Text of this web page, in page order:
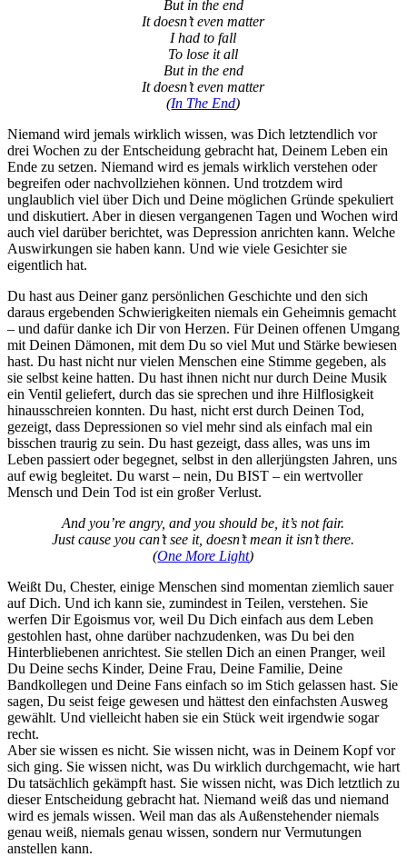
But in the end
It doesn’t even matter
I had to fall
To lose it all
But in the end
It doesn’t even matter
(In The End)
Niemand wird jemals wirklich wissen, was Dich letztendlich vor
drei Wochen zu der Entscheidung gebracht hat, Deinem Leben ein
Ende zu setzen. Niemand wird es jemals wirklich verstehen oder
begreifen oder nachvollziehen können. Und trotzdem wird
unglaublich viel über Dich und Deine möglichen Gründe spekuliert
und diskutiert. Aber in diesen vergangenen Tagen und Wochen wird
auch viel darüber berichtet, was Depression anrichten kann. Welche
Auswirkungen sie haben kann. Und wie viele Gesichter sie
eigentlich hat.
Du hast aus Deiner ganz persönlichen Geschichte und den sich
daraus ergebenden Schwierigkeiten niemals ein Geheimnis gemacht
– und dafür danke ich Dir von Herzen. Für Deinen offenen Umgang
mit Deinen Dämonen, mit dem Du so viel Mut und Stärke bewiesen
hast. Du hast nicht nur vielen Menschen eine Stimme gegeben, als
sie selbst keine hatten. Du hast ihnen nicht nur durch Deine Musik
ein Ventil geliefert, durch das sie sprechen und ihre Hilflosigkeit
hinausschreien konnten. Du hast, nicht erst durch Deinen Tod,
gezeigt, dass Depressionen so viel mehr sind als einfach mal ein
bisschen traurig zu sein. Du hast gezeigt, dass alles, was uns im
Leben passiert oder begegnet, selbst in den allerjüngsten Jahren, uns
auf ewig begleitet. Du warst – nein, Du BIST – ein wertvoller
Mensch und Dein Tod ist ein großer Verlust.
And you’re angry, and you should be, it’s not fair.
Just cause you can’t see it, doesn’t mean it isn’t there.
(One More Light)
Weißt Du, Chester, einige Menschen sind momentan ziemlich sauer
auf Dich. Und ich kann sie, zumindest in Teilen, verstehen. Sie
werfen Dir Egoismus vor, weil Du Dich einfach aus dem Leben
gestohlen hast, ohne darüber nachzudenken, was Du bei den
Hinterbliebenen anrichtest. Sie stellen Dich an einen Pranger, weil
Du Deine sechs Kinder, Deine Frau, Deine Familie, Deine
Bandkollegen und Deine Fans einfach so im Stich gelassen hast. Sie
sagen, Du seist feige gewesen und hättest den einfachsten Ausweg
gewählt. Und vielleicht haben sie ein Stück weit irgendwie sogar
recht.
Aber sie wissen es nicht. Sie wissen nicht, was in Deinem Kopf vor
sich ging. Sie wissen nicht, was Du wirklich durchgemacht, wie hart
Du tatsächlich gekämpft hast. Sie wissen nicht, was Dich letztlich zu
dieser Entscheidung gebracht hat. Niemand weiß das und niemand
wird es jemals wissen. Weil man das als Außenstehender niemals
genau weiß, niemals genau wissen, sondern nur Vermutungen
anstellen kann.